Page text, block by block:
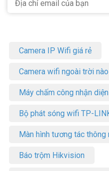
Camera IP Wifi giá rẻ
Camera wifi ngoài trời
Máy chấm công nhận
Bộ phát sóng wifi TP-
Màn hình tương tác thông
Báo trộm Hikvision